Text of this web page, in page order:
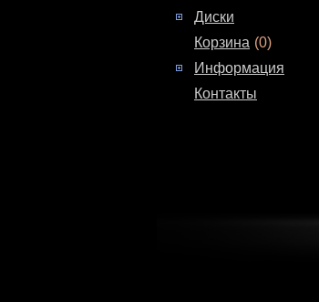
Диски
Корзина (0)
Информация
Контакты